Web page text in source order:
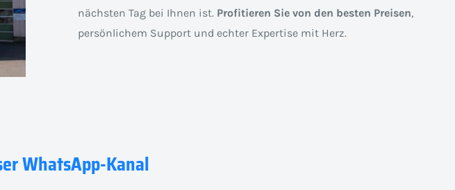
nächsten Tag bei Ihnen ist. Profitieren Sie von den besten Preisen,
persönlichem Support und echter Expertise mit Herz.
WhatsApp-Kanal